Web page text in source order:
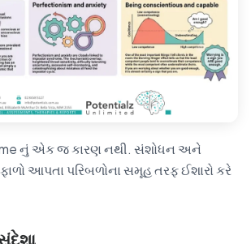
નું એક જ કારણ નથી. સંશોધન અને
આપતા પરિબળોના સમૂહ તરફ ઈશારો કરે